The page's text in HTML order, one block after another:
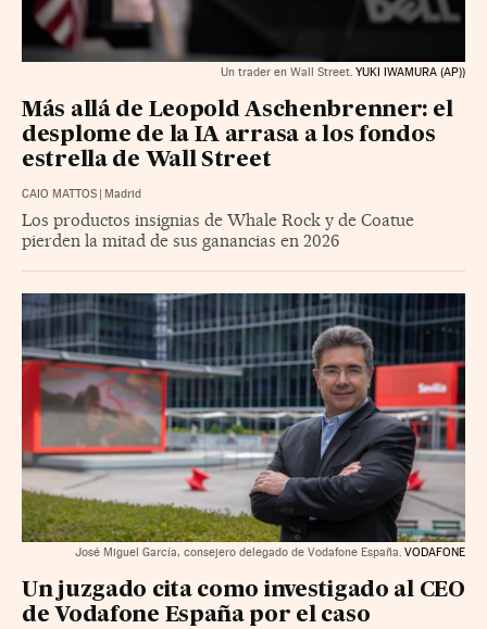
Un trader en Wall Street. YUKI IWAMURA (AP))
Más allá de Leopold Aschenbrenner: el
desplome de la IA arrasa a los fondos
estrella de Wall Street
CAIO MATTOS | Madrid
Los productos insignias de Whale Rock y de Coatue
pierden la mitad de sus ganancias en 2026
José Miguel García, consejero delegado de Vodafone España. VODAFONE
Un juzgado cita como investigado al CEO
de Vodafone España por el caso